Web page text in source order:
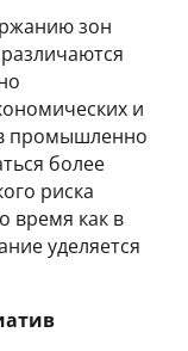
зон
и
промышленно
более
риска
время как в
уделяется